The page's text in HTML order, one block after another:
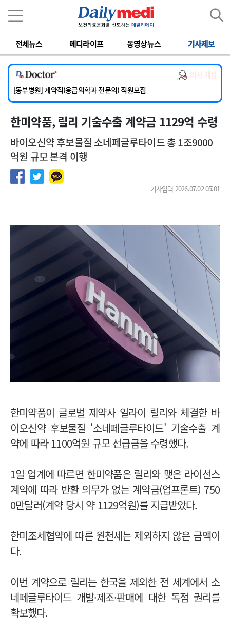
전체뉴스 메디라이프 동영상뉴스 기사제보
의사 채용
[서울아산병원] 2026년 하반기 인턴 모집
[영남대학교의료원] 마취통증의학과 임기제 임상의사 채용
[충남대학교병원] 소아청소년과(소아응급전담) 계약직 의사 공개채용
[동부병원] 계약직(응급의학과 전문의) 직원모집
[이대목동병원] 하반기 전공의(레지던트1년차) 모집
[서울아산병원] 2026년 하반기 인턴 모집
한미약품, 릴리 기술수출 계약금 1129억 수령
바이오신약 후보물질 소네페글루타이드 총 1조9000
억원 규모 본격 이행
기사입력 2026.07.02 05:01
한미약품이 글로벌 제약사 일라이 릴리와 체결한 바
이오신약 후보물질 '소네페글루타이드' 기술수출 계
약에 따라 1100억원 규모 선급금을 수령했다.
1일 업계에 따르면 한미약품은 릴리와 맺은 라이선스
계약에 따라 반환 의무가 없는 계약금(업프론트) 750
0만달러(계약 당시 약 1129억원)를 지급받았다.
한미조세협약에 따른 원천세는 제외하지 않은 금액이
다.
이번 계약으로 릴리는 한국을 제외한 전 세계에서 소
네페글루타이드 개발·제조·판매에 대한 독점 권리를
확보했다.